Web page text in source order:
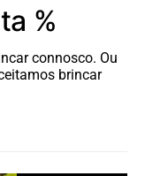
%
connosco. Ou
brincar